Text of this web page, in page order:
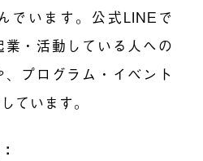
でいます。公式LINEで
・活動している人への
プログラム・イベント
ています。